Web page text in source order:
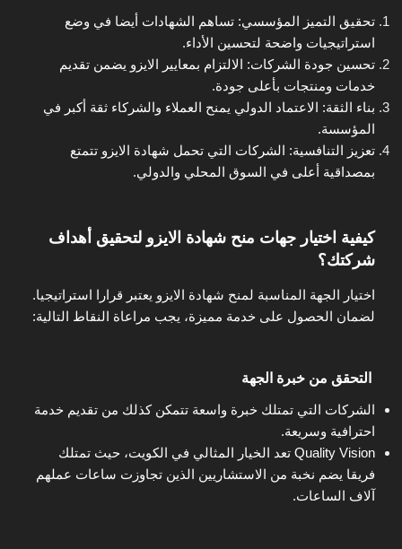
تحقيق التميز المؤسسي: تساهم الشهادات أيضا في وضع
استراتيجيات واضحة لتحسين الأداء.
تحسين جودة الشركات: الالتزام بمعايير الايزو يضمن تقديم
خدمات ومنتجات بأعلى جودة.
بناء الثقة: الاعتماد الدولي يمنح العملاء والشركاء ثقة أكبر في
المؤسسة.
تعزيز التنافسية: الشركات التي تحمل شهادة الايزو تتمتع
بمصداقية أعلى في السوق المحلي والدولي.
كيفية اختيار جهات منح شهادة الايزو لتحقيق أهداف
شركتك؟
اختيار الجهة المناسبة لمنح شهادة الايزو يعتبر قرارا استراتيجيا.
لضمان الحصول على خدمة مميزة، يجب مراعاة النقاط التالية:
التحقق من خبرة الجهة
الشركات التي تمتلك خبرة واسعة تتمكن كذلك من تقديم خدمة
احترافية وسريعة.
Quality Vision تعد الخيار المثالي في الكويت، حيث تمتلك
فريقا يضم نخبة من الاستشاريين الذين تجاوزت ساعات عملهم
آلاف الساعات.